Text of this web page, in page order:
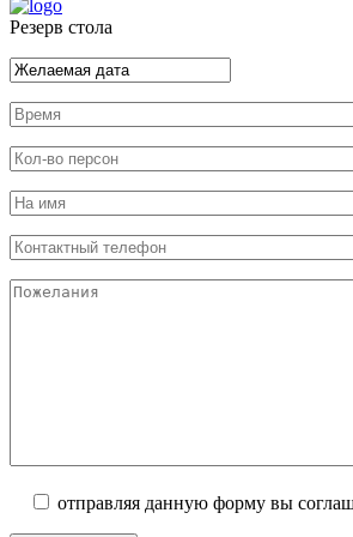
Резерв стола
отправляя данную форму вы